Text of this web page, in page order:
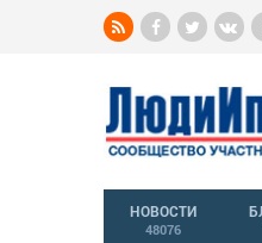
НОВОСТИ
48076